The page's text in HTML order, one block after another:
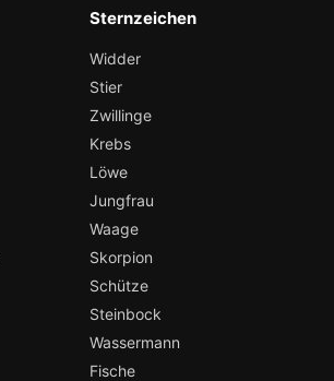
Sternzeichen
Widder
Stier
Zwillinge
Krebs
Löwe
Jungfrau
Waage
Skorpion
Schütze
Steinbock
Wassermann
Fische